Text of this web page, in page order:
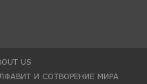
US
И СОТВОРЕНИЕ МИРА